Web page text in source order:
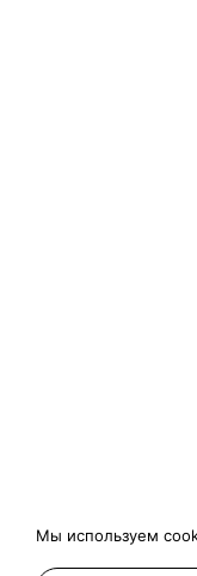
Мы используем